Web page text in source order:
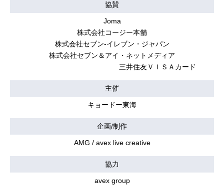
協賛
Joma
株式会社コージー本舗
株式会社セブン-イレブン・ジャパン
株式会社セブン＆アイ・ネットメディア
三井住友ＶＩＳＡカード
主催
キョードー東海
企画/制作
AMG / avex live creative
協力
avex group